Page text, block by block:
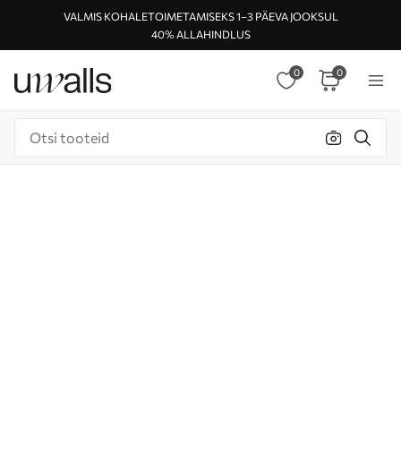
VALMIS KOHALETOIMETAMISEKS 1–3 PÄEVA JOOKSUL
40% ALLAHINDLUS
0 0